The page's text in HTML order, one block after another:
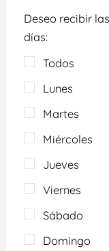
Deseo recibir
días:
Todos
Lunes
Martes
Miércoles
Jueves
Viernes
Sábado
Domingo